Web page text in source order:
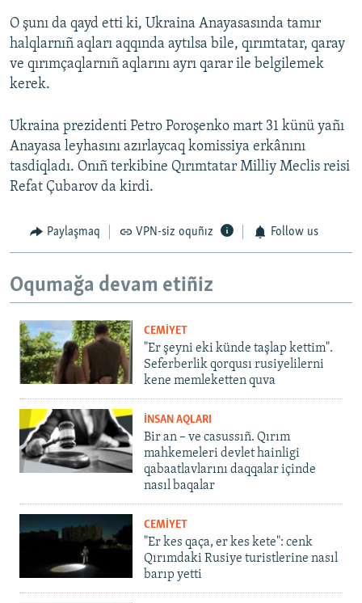
O şunı da qayd etti ki, Ukraina Anayasasında tamır
halqlarnıñ aqları aqqında aytılsa bile, qırımtatar, qaray
ve qırımçaqlarnıñ aqlarını ayrı qarar ile belgilemek
kerek.
Ukraina prezidenti Petro Poroşenko mart 31 künü yañı
Anayasa leyhasını azırlaycaq komissiya erkânını
tasdiqladı. Onıñ terkibine Qırımtatar Milliy Meclis reisi
Refat Çubarov da kirdi.
Paylaşmaq VPN-siz oquñız Follow us
Oqumağa devam etiñiz
CEMİYET
"Er şeyni eki künde taşlap kettim".
Seferberlik qorqusı rusiyelilerni
kene memleketten quva
İNSAN AQLARI
Bir an – ve casussıñ. Qırım
mahkemeleri devlet hainligi
qabaatlavlarını daqqalar içinde
nasıl baqalar
CEMİYET
"Er kes qaça, er kes kete": cenk
Qırımdaki Rusiye turistlerine nasıl
barıp yetti